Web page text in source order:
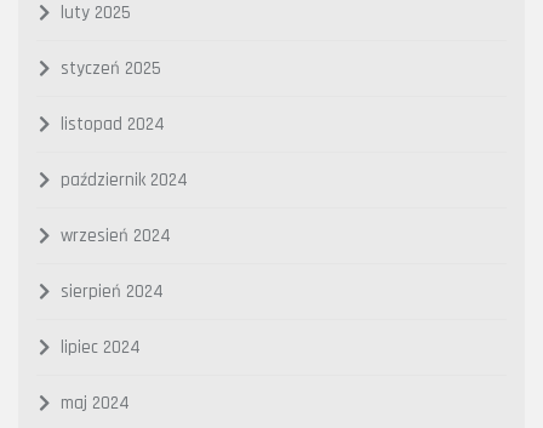
luty 2025
styczeń 2025
listopad 2024
październik 2024
wrzesień 2024
sierpień 2024
lipiec 2024
maj 2024